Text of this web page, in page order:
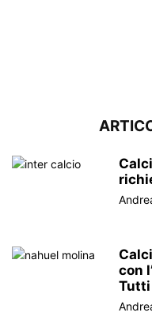
con
Tutti